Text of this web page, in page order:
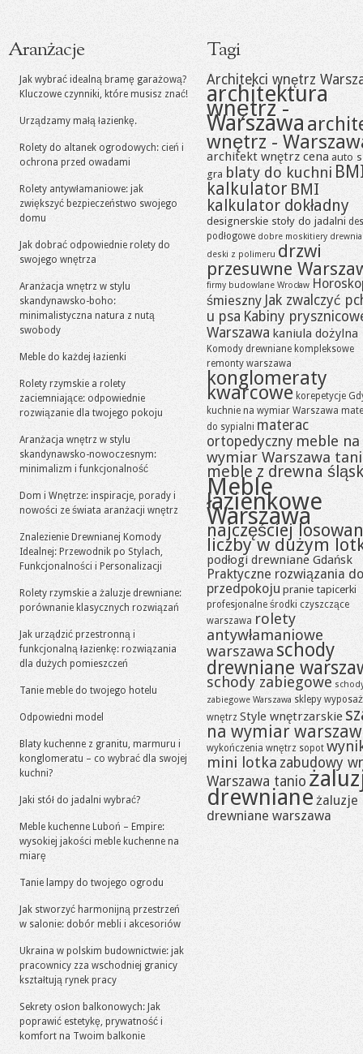
Aranżacje
Jak wybrać idealną bramę garażową?
Kluczowe czynniki, które musisz znać!
Urządzamy małą łazienkę.
Rolety do altanek ogrodowych: cień i
ochrona przed owadami
Rolety antywłamaniowe: jak
zwiększyć bezpieczeństwo swojego
domu
Jak dobrać odpowiednie rolety do
swojego wnętrza
Aranżacja wnętrz w stylu
skandynawsko-boho:
minimalistyczna natura z nutą
swobody
Meble do każdej łazienki
Rolety rzymskie a rolety
zaciemniające: odpowiednie
rozwiązanie dla twojego pokoju
Aranżacja wnętrz w stylu
skandynawsko-nowoczesnym:
minimalizm i funkcjonalność
Dom i Wnętrze: inspiracje, porady i
nowości ze świata aranżacji wnętrz
Znalezienie Drewnianej Komody
Idealnej: Przewodnik po Stylach,
Funkcjonalności i Personalizacji
Rolety rzymskie a żaluzje drewniane:
porównanie klasycznych rozwiązań
Jak urządzić przestronną i
funkcjonalną łazienkę: rozwiązania
dla dużych pomieszczeń
Tanie meble do twojego hotelu
Odpowiedni model
Blaty kuchenne z granitu, marmuru i
konglomeratu – co wybrać dla swojej
kuchni?
Jaki stół do jadalni wybrać?
Meble kuchenne Luboń – Empire:
wysokiej jakości meble kuchenne na
miarę
Tanie lampy do twojego ogrodu
Jak stworzyć harmonijną przestrzeń
w salonie: dobór mebli i akcesoriów
Ukraina w polskim budownictwie: jak
pracownicy zza wschodniej granicy
kształtują rynek pracy
Sekrety osłon balkonowych: Jak
poprawić estetykę, prywatność i
komfort na Twoim balkonie
Tagi
Architekci wnętrz
architektura
wnętrz -
Warszawa
wnętrz -
architekt wnętrz cena auto
gra blaty do kuchni
kalkulator BMI
kalkulator dokładny
designerskie stoły do jadalni
podłogowe dobre moskitiery
deski z polimeru drzwi
przesuwne
firmy budowlane Wrocław
śmieszny Jak zwalczyć
u psa Kabiny
Warszawa kaniula dożylna
Komody drewniane kompleksowe
remonty warszawa
konglomeraty
kwarcowe korepetycje
kuchnie na wymiar Warszawa
do sypialni materac
ortopedyczny meble na
wymiar Warszawa
meble z drewna
Meble
łazienkowe
Warszawa
najczęściej
liczby w dużym
podłogi drewniane Gdańsk
Praktyczne rozwiązania do
przedpokoju pranie tapicerki
profesjonalne środki czyszczące
warszawa rolety
antywłamaniowe
warszawa schody
drewniane
schody zabiegowe
zabiegowe Warszawa sklepy
wnętrz Style wnętrzarskie
na wymiar
wykończenia wnętrz sopot
mini lotka zabudowy
Warszawa tanio
drewniane żaluzje
drewniane warszawa